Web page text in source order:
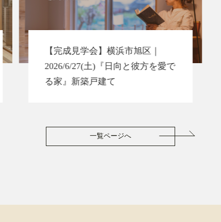
【完成見学会】横浜市旭区｜
2026/6/27(土)『日向と彼方を愛で
る家』新築戸建て
一覧ページへ